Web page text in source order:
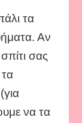
τα
Αν
σας
να τα